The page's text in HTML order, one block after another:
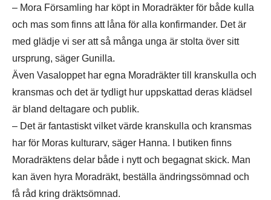
– Mora Församling har köpt in Moradräkter för både kulla
och mas som finns att låna för alla konfirmander. Det är
med glädje vi ser att så många unga är stolta över sitt
ursprung, säger Gunilla.
Även Vasaloppet har egna Moradräkter till kranskulla och
kransmas och det är tydligt hur uppskattad deras klädsel
är bland deltagare och publik.
– Det är fantastiskt vilket värde kranskulla och kransmas
har för Moras kulturarv, säger Hanna. I butiken finns
Moradräktens delar både i nytt och begagnat skick. Man
kan även hyra Moradräkt, beställa ändringssömnad och
få råd kring dräktsömnad.